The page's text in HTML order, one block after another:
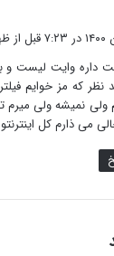
داره وایت لیست و
نظر که مز خوایم
ولی نمیشه ولی
می ذارم کل